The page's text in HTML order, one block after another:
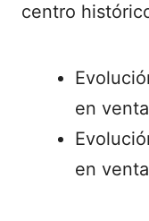
centro
en
en